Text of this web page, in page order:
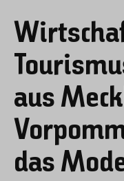
aus
das